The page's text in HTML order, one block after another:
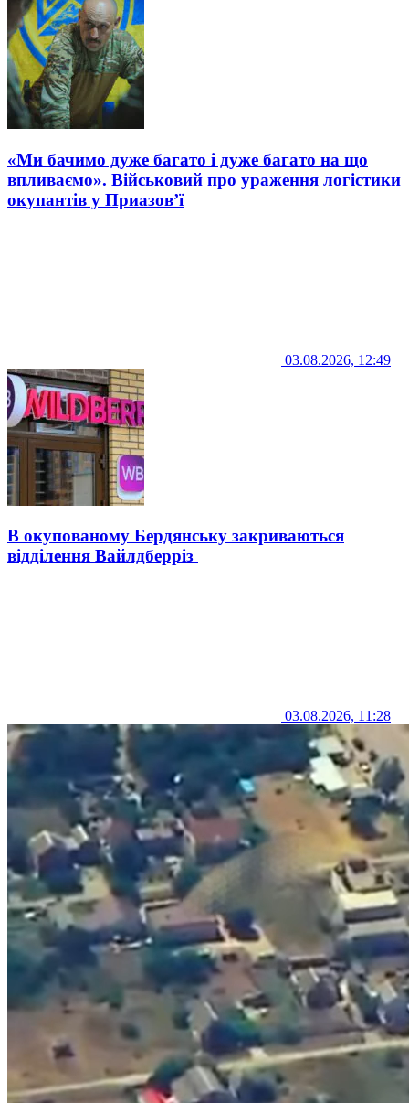
«Ми бачимо дуже багато і дуже багато на що
впливаємо». Військовий про ураження логістики
окупантів у Приазов’ї
03.08.2026, 12:49
В окупованому Бердянську закриваються
відділення Вайлдберріз
03.08.2026, 11:28